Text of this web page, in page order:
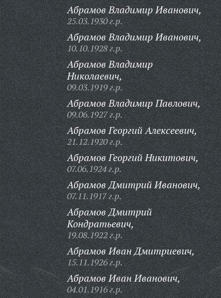
Абрамов Владимир Иванович,
25.03.1930 г.р.
Абрамов Владимир Иванович,
10.10.1928 г.р.
Абрамов Владимир
Николаевич,
09.03.1919 г.р.
Абрамов Владимир Павлович,
09.06.1927 г.р.
Абрамов Георгий Алексеевич,
21.12.1920 г.р.
Абрамов Георгий Никитович,
07.06.1924 г.р.
Абрамов Дмитрий Иванович,
07.11.1917 г.р.
Абрамов Дмитрий
Кондратьевич,
19.08.1922 г.р.
Абрамов Иван Дмитриевич,
15.11.1926 г.р.
Абрамов Иван Иванович,
04.01.1916 г.р.